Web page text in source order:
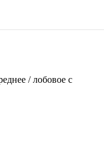
/ лобовое с